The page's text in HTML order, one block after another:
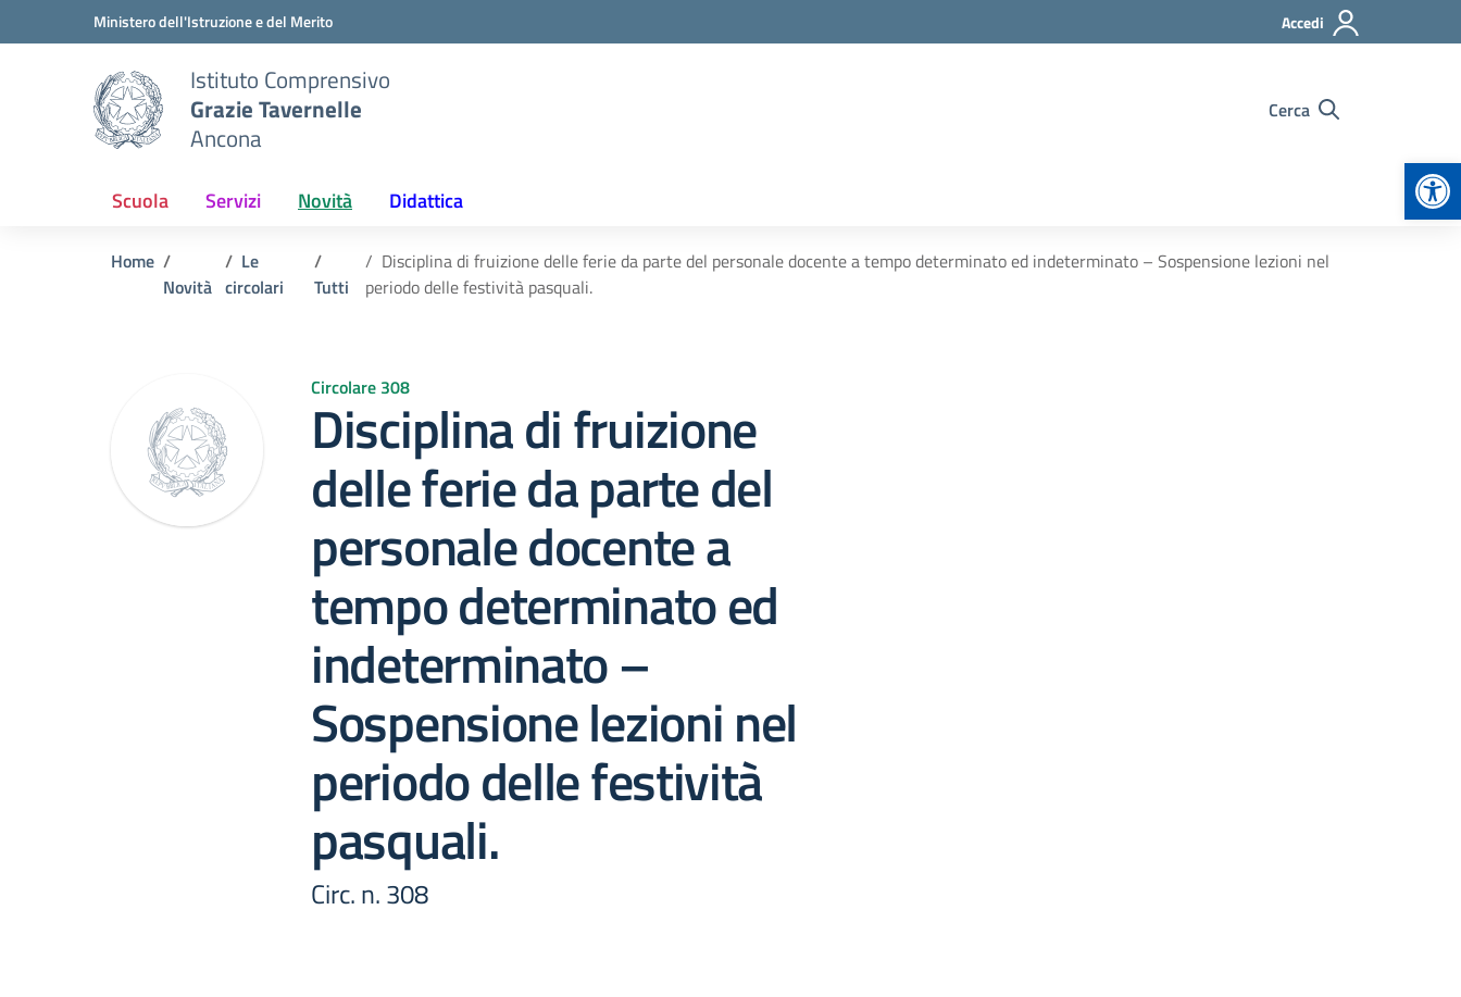
Vai ai contenuti
Vai al menu di navigazioneMinistero dell'Istruzione e del Merito Accedi
Istituto Comprensivo
Grazie Tavernelle
Ancona
Cerca
Scuola Servizi Novità Didattica
Home
Novità
Le
circolari
Tutti
Disciplina di fruizione delle ferie da parte del personale docente a tempo determinato ed indeterminato – Sospensione lezioni nel
periodo delle festività pasquali.
Circolare 308
Disciplina di fruizione
delle ferie da parte del
personale docente a
tempo determinato ed
indeterminato –
Sospensione lezioni nel
periodo delle festività
pasquali.
Circ. n. 308